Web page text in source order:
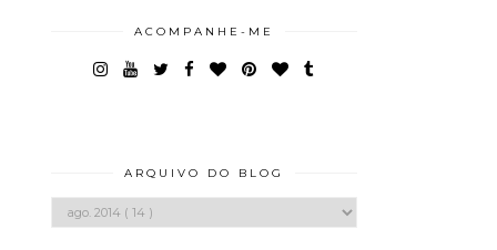
ACOMPANHE-ME
ARQUIVO DO BLOG